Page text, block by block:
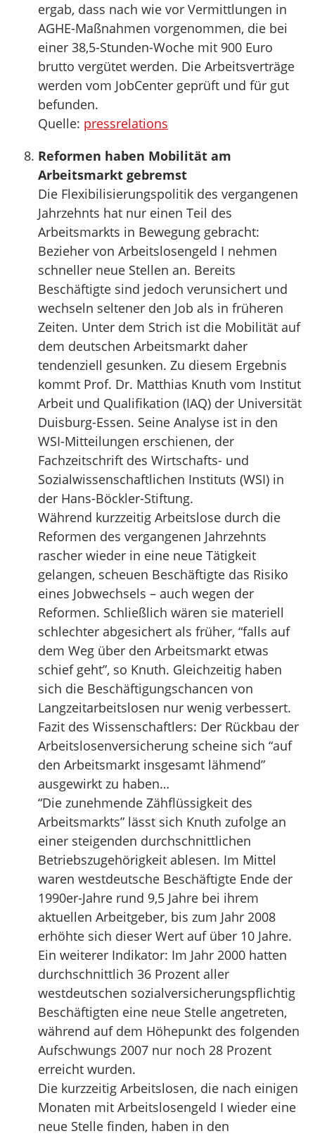
ergab, dass nach wie vor Vermittlungen in
AGHE-Maßnahmen vorgenommen, die bei
einer 38,5-Stunden-Woche mit 900 Euro
brutto vergütet werden. Die Arbeitsverträge
werden vom JobCenter geprüft und für gut
befunden.
Quelle: pressrelations
Reformen haben Mobilität am
Arbeitsmarkt gebremst
Die Flexibilisierungspolitik des vergangenen
Jahrzehnts hat nur einen Teil des
Arbeitsmarkts in Bewegung gebracht:
Bezieher von Arbeitslosengeld I nehmen
schneller neue Stellen an. Bereits
Beschäftigte sind jedoch verunsichert und
wechseln seltener den Job als in früheren
Zeiten. Unter dem Strich ist die Mobilität auf
dem deutschen Arbeitsmarkt daher
tendenziell gesunken. Zu diesem Ergebnis
kommt Prof. Dr. Matthias Knuth vom Institut
Arbeit und Qualifikation (IAQ) der Universität
Duisburg-Essen. Seine Analyse ist in den
WSI-Mitteilungen erschienen, der
Fachzeitschrift des Wirtschafts- und
Sozialwissenschaftlichen Instituts (WSI) in
der Hans-Böckler-Stiftung.
Während kurzzeitig Arbeitslose durch die
Reformen des vergangenen Jahrzehnts
rascher wieder in eine neue Tätigkeit
gelangen, scheuen Beschäftigte das Risiko
eines Jobwechsels – auch wegen der
Reformen. Schließlich wären sie materiell
schlechter abgesichert als früher, “falls auf
dem Weg über den Arbeitsmarkt etwas
schief geht”, so Knuth. Gleichzeitig haben
sich die Beschäftigungschancen von
Langzeitarbeitslosen nur wenig verbessert.
Fazit des Wissenschaftlers: Der Rückbau der
Arbeitslosenversicherung scheine sich “auf
den Arbeitsmarkt insgesamt lähmend”
ausgewirkt zu haben…
“Die zunehmende Zähflüssigkeit des
Arbeitsmarkts” lässt sich Knuth zufolge an
einer steigenden durchschnittlichen
Betriebszugehörigkeit ablesen. Im Mittel
waren westdeutsche Beschäftigte Ende der
1990er-Jahre rund 9,5 Jahre bei ihrem
aktuellen Arbeitgeber, bis zum Jahr 2008
erhöhte sich dieser Wert auf über 10 Jahre.
Ein weiterer Indikator: Im Jahr 2000 hatten
durchschnittlich 36 Prozent aller
westdeutschen sozialversicherungspflichtig
Beschäftigten eine neue Stelle angetreten,
während auf dem Höhepunkt des folgenden
Aufschwungs 2007 nur noch 28 Prozent
erreicht wurden.
Die kurzzeitig Arbeitslosen, die nach einigen
Monaten mit Arbeitslosengeld I wieder eine
neue Stelle finden, haben in den